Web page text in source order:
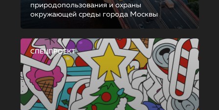
природопользования и охраны
окружающей среды города Москвы
СПЕЦПРОЕКТ